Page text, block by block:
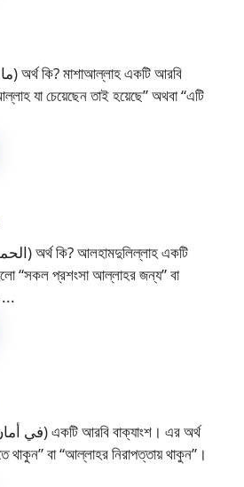
যা চেয়েছেন তাই হয়েছে” অথবা “এটি
“সকল প্রশংসা আল্লাহর জন্য” বা
বা “আল্লাহর নিরাপত্তায় থাকুন”।